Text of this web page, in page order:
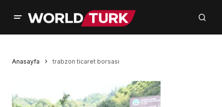
Anasayfa trabzon ticaret borsası